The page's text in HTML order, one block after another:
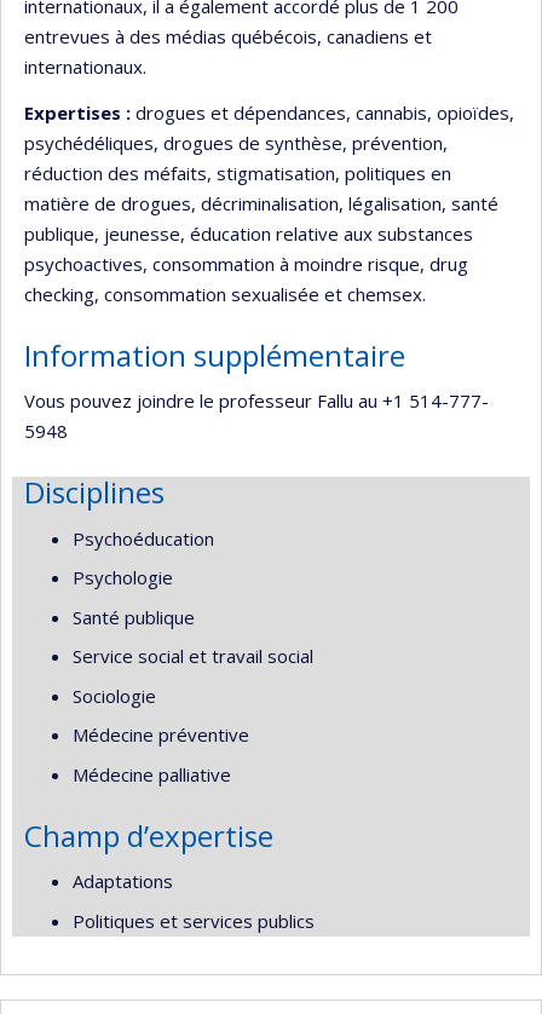
internationaux, il a également accordé plus de 1 200
entrevues à des médias québécois, canadiens et
internationaux.
Expertises : drogues et dépendances, cannabis, opioïdes,
psychédéliques, drogues de synthèse, prévention,
réduction des méfaits, stigmatisation, politiques en
matière de drogues, décriminalisation, légalisation, santé
publique, jeunesse, éducation relative aux substances
psychoactives, consommation à moindre risque, drug
checking, consommation sexualisée et chemsex.
Information supplémentaire
Vous pouvez joindre le professeur Fallu au +1 514-777-
5948
Disciplines
Psychoéducation
Psychologie
Santé publique
Service social et travail social
Sociologie
Médecine préventive
Médecine palliative
Champ d’expertise
Adaptations
Politiques et services publics